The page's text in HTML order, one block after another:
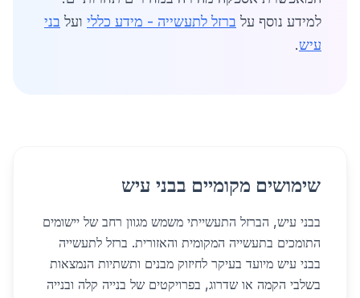
למידע נוסף על ברזל לתעשייה - מידע כללי ועל בני
עיש.
שימושים מקומיים בבני עיש
בבני עיש, הברזל התעשייתי משמש מגוון רחב של יישומים
התומכים בתעשייה המקומית והאזורית. ברזל לתעשייה
בבני עיש מיועד בעיקר לחיזוק מבנים ותשתיות הנמצאות
בשלבי הקמה או שדרוג, בפרויקטים של בנייה קלה ובנייה